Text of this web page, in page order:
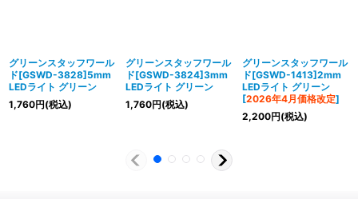
グリーンスタッフワール
ド[GSWD-3828]5mm
LEDライト グリーン
1,760円(税込)
グリーンスタッフワール
ド[GSWD-3824]3mm
LEDライト グリーン
1,760円(税込)
グリーンスタッフワール
ド[GSWD-1413]2mm
LEDライト グリーン
[2026年4月価格改定]
2,200円(税込)